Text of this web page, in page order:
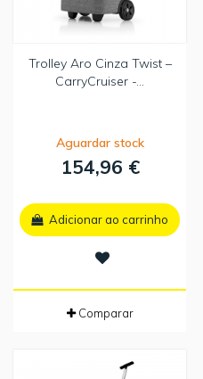
Trolley Aro Cinza Twist –
CarryCruiser -...
Aguardar stock
154,96 €
Adicionar ao carrinho
Comparar